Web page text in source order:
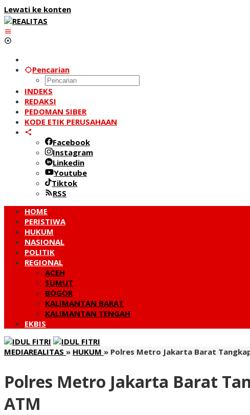
Lewati ke konten
Pencarian
INDEKS
REDAKSI
PEDOMAN SIBER
KODE ETIK PERUSAHAAN
Facebook
Instagram
Linkedin
Youtube
Tiktok
RSS
HOME
PERISTIWA
HUKUM
NASIONAL
POLITIK
REGIONAL
ACEH
SUMUT
BOGOR
KALIMANTAN BARAT
KALIMANTAN TENGAH
EKBIS
MEDIAREALITAS » HUKUM » Polres Metro Jakarta Barat
Polres Metro Jakarta Barat
ATM